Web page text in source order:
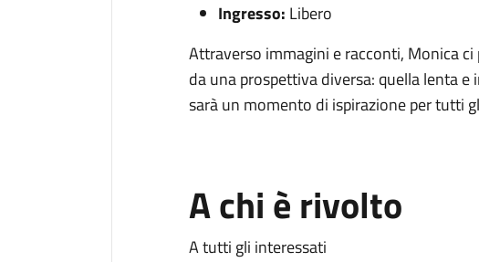
Ingresso: Libero
Attraverso immagini e racconti, Monica
da una prospettiva diversa: quella lenta
sarà un momento di ispirazione per tutti
A chi è rivolto
A tutti gli interessati